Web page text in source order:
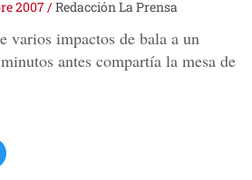
2007/Redacción La Prensa
varios impactos de bala a un
antes compartía la mesa de